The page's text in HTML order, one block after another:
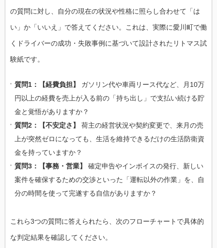
の質問に対し、自分の現在の状況や性格に照らし合わせて「は
い」か「いいえ」で答えてください。これは、実際に愛川町で働
くドライバーの成功・失敗事例に基づいて設計されたリトマス試
験紙です。
質問1：【経費負担】
ガソリン代や車両リース代など、月10万
円以上の経費を売上が入る前の「持ち出し」で支払い続ける貯
金と覚悟がありますか？
質問2：【不安定さ】
荷主の経営状況や契約変更で、来月の売
上が突然ゼロになっても、生活を維持できるだけの生活防衛資
金を持っていますか？
質問3：【事務・営業】
確定申告やインボイスの発行、新しい
案件を確保するための交渉といった「運転以外の作業」を、自
分の時間を使って完遂する自信がありますか？
これら3つの質問に答えられたら、次のフローチャートで具体的
な判定結果を確認してください。